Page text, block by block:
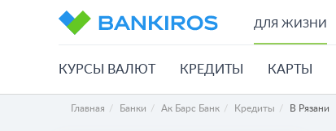
ДЛЯ ЖИЗНИ
КУРСЫ ВАЛЮТ КРЕДИТЫ КАРТЫ
Главная Банки Ак Барс Банк Кредиты В Рязани